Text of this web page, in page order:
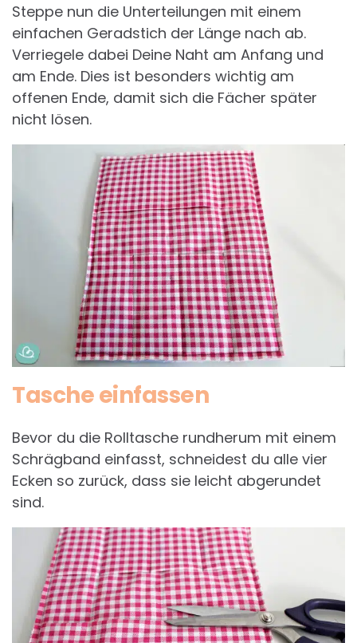
Steppe nun die Unterteilungen mit einem
einfachen Geradstich der Länge nach ab.
Verriegele dabei Deine Naht am Anfang und
am Ende. Dies ist besonders wichtig am
offenen Ende, damit sich die Fächer später
nicht lösen.
Tasche einfassen
Bevor du die Rolltasche rundherum mit einem
Schrägband einfasst, schneidest du alle vier
Ecken so zurück, dass sie leicht abgerundet
sind.